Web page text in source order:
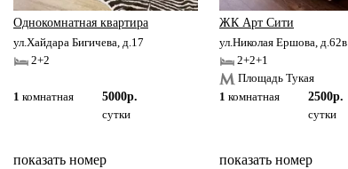
Однокомнатная квартира
ул.Хайдара Бигичева, д.17
2+2
1 комнатная
5000р.
сутки
показать номер
ЖК Арт Сити
ул.Николая Ершова, д.62в
2+2+1
Площадь Тукая
1 комнатная
2500р.
сутки
показать номер